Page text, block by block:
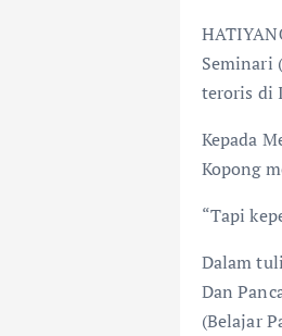
Seminari
teroris di
Kepada
Kopong
“Tapi
Dalam
Dan
(Belajar